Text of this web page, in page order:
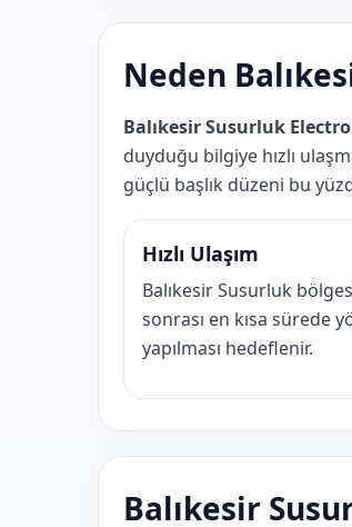
Neden
Balıkesir Susurluk
duyduğu bilgiye hızlı
güçlü başlık düzeni bu
Hızlı Ulaşım
Balıkesir Susurluk
sonrası en kısa sürede
yapılması hedeflenir.
Balıkesir